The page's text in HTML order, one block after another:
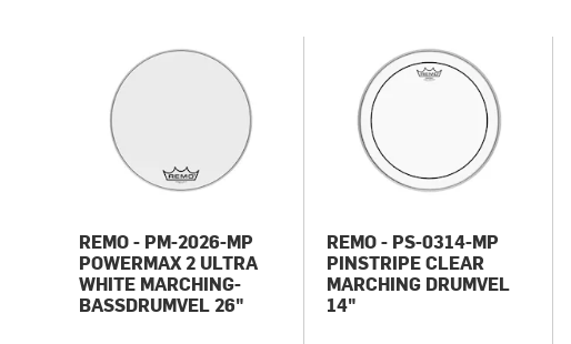
REMO - PM-2026-MP
POWERMAX 2 ULTRA
WHITE MARCHING-
BASSDRUMVEL 26"
REMO - PS-0314-MP
PINSTRIPE CLEAR
MARCHING DRUMVEL
14"